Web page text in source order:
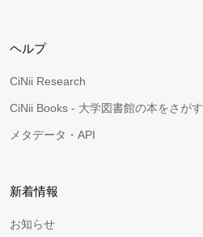
ヘルプ
CiNii Research
CiNii Books - 大学図書館の本をさがす
メタデータ・API
新着情報
お知らせ